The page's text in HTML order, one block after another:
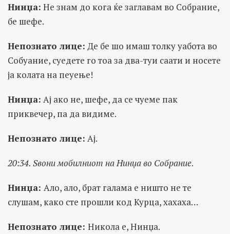
Нинџа: Не знам до кога ќе заглавам во Собрание,
бе шефе.
Непознато лице: Де бе шо имаш толку уабота во
Собуание, суедете го тоа за два-туи саати и носете
ја колата на пеуење!
Нинџа: Ај ако не, шефе, да се чуеме пак
приквечер, па да видиме.
Непознато лице: Ај.
20:34. Sвони мобилниот на Нинџа во Собрание.
Нинџа: Ало, ало, брат галама е ништо не те
слушам, како сте прошли код Курца, хахаха…
Непознато лице: Никола е, Нинџа.